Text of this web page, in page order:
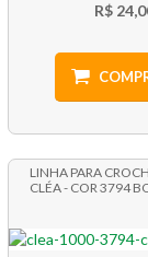
R$
LINHA PARA
CLÉA - COR 3794